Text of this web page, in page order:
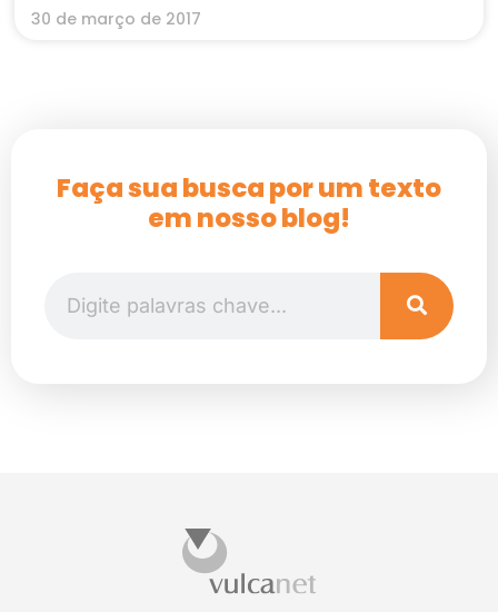
30 de março de 2017
Faça sua busca por um texto
em nosso blog!